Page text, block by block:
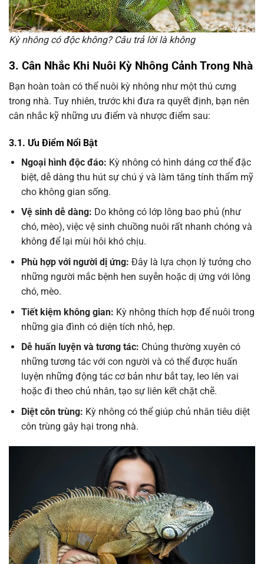
Kỳ nhông có độc không? Câu trả lời là không
3. Cân Nhắc Khi Nuôi Kỳ Nhông Cảnh Trong Nhà
Bạn hoàn toàn có thể nuôi kỳ nhông như một thú cưng
trong nhà. Tuy nhiên, trước khi đưa ra quyết định, bạn nên
cân nhắc kỹ những ưu điểm và nhược điểm sau:
3.1. Ưu Điểm Nổi Bật
Ngoại hình độc đáo: Kỳ nhông có hình dáng cơ thể đặc
biệt, dễ dàng thu hút sự chú ý và làm tăng tính thẩm mỹ
cho không gian sống.
Vệ sinh dễ dàng: Do không có lớp lông bao phủ (như
chó, mèo), việc vệ sinh chuồng nuôi rất nhanh chóng và
không để lại mùi hôi khó chịu.
Phù hợp với người dị ứng: Đây là lựa chọn lý tưởng cho
những người mắc bệnh hen suyễn hoặc dị ứng với lông
chó, mèo.
Tiết kiệm không gian: Kỳ nhông thích hợp để nuôi trong
những gia đình có diện tích nhỏ, hẹp.
Dễ huấn luyện và tương tác: Chúng thường xuyên có
những tương tác với con người và có thể được huấn
luyện những động tác cơ bản như bắt tay, leo lên vai
hoặc đi theo chủ nhân, tạo sự liên kết chặt chẽ.
Diệt côn trùng: Kỳ nhông có thể giúp chủ nhân tiêu diệt
côn trùng gây hại trong nhà.